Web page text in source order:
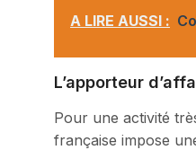
A LIRE AUSSI :
L’apporteur
Pour une activité
française impose